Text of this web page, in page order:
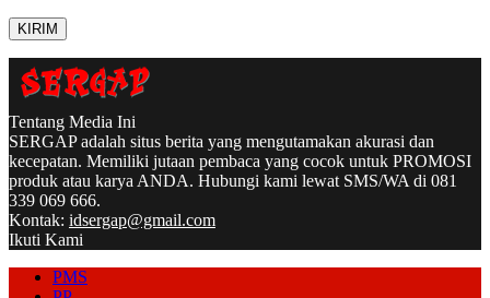
Tentang Media Ini
SERGAP adalah situs berita yang mengutamakan akurasi dan
kecepatan. Memiliki jutaan pembaca yang cocok untuk PROMOSI
produk atau karya ANDA. Hubungi kami lewat SMS/WA di 081
339 069 666.
Kontak: idsergap@gmail.com
Ikuti Kami
PMS